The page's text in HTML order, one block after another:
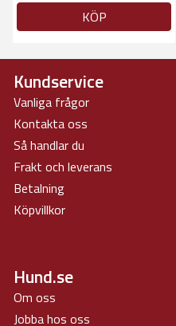
KÖP
Kundservice
Vanliga frågor
Kontakta oss
Så handlar du
Frakt och leverans
Betalning
Köpvillkor
Hund.se
Om oss
Jobba hos oss